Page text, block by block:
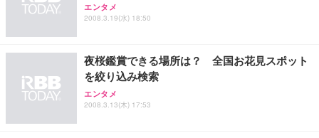
エンタメ
2008.3.19(水) 18:50
夜桜鑑賞できる場所は？ 全国お花見スポット
を絞り込み検索
エンタメ
2008.3.13(木) 17:53